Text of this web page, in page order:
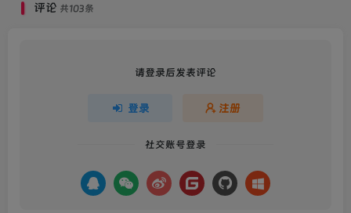
坐标：格式为 lng: 103.971398, lat: 30.677893
https://api.map.baidu.com/lbsapi/getpoint/index.html
第四步：修改文字介绍以及跳转地址
在路径/public/themes/web/www/language
评论 共103条
请登录后发表评论
登录 注册
社交账号登录